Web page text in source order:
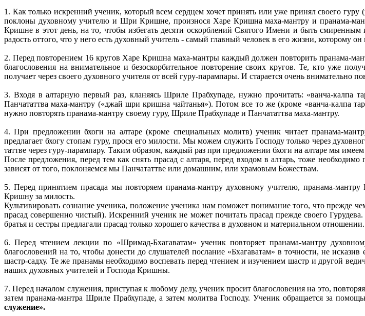
1. Как только искренний ученик, который всем сердцем хочет принять или уже принял своего
поклоны духовному учителю и Шри Кришне, произнося Харе Кришна маха-мантру и пранама-
Кришне в этот день, на то, чтобы избегать десяти оскорблений Святого Имени и быть
радость оттого, что у него есть духовный учитель - самый главный человек в его жизни, которому
2. Перед повторением 16 кругов Харе Кришна маха-мантры каждый должен повторить пранама-
благословения на внимательное и безоскорбительное повторение своих кругов. Те, кто уже
получает через своего духовного учителя от всей гуру-парампары. И старается очень внимательно
3. Входя в алтарную первый раз, кланяясь Шриле Прабхупаде, нужно прочитать: «ванча-калпа
Панчататтва маха-мантру («джай шри кришна чайтанья»). Потом все то же (кроме «ванча-калпа
нужно повторять пранама-мантру своему гуру, Шриле Прабхупаде и Панчататтва маха-мантру.
4. При предложении бхоги на алтаре (кроме специальных молитв) ученик читает пранама-
предлагает бхогу стопам гуру, прося его милости. Мы можем служить Господу только через
таттве через гуру-парампару. Таким образом, каждый раз при предложении бхоги на алтаре мы
После предложения, перед тем как снять прасад с алтаря, перед входом в алтарь, тоже
зависят от того, поклоняемся мы Панчататтве или домашним, или храмовым Божествам.
5. Перед принятием прасада мы повторяем пранама-мантру духовному учителю, пранама-
Кришну за милость.
Культивировать сознание ученика, положение ученика нам поможет понимание того, что прежде
прасад совершенно чистый). Искренний ученик не может почитать прасад прежде своего
братья и сестры предлагали прасад только хорошего качества в духовном и материальном отношении.
6. Перед чтением лекции по «Шримад-Бхагаватам» ученик повторяет пранама-мантру
благословений на то, чтобы донести до слушателей послание «Бхагаватам» в точности, не
шастр-садху. Те же пранамы необходимо воспевать перед чтением и изучением шастр и другой
наших духовных учителей и Господа Кришны.
7. Перед началом служения, приступая к любому делу, ученик просит благословения на это,
затем пранама-мантра Шриле Прабхупаде, а затем молитва Господу. Ученик обращается за
служение».